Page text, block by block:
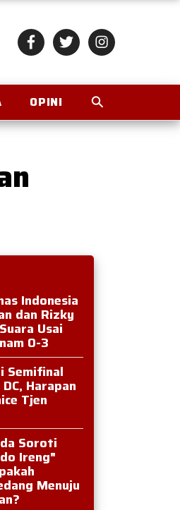
OPINI
Indonesia
dan Rizky
Usai
0-3
Semifinal
Harapan
Tjen
Soroti
Ireng"
Menuju